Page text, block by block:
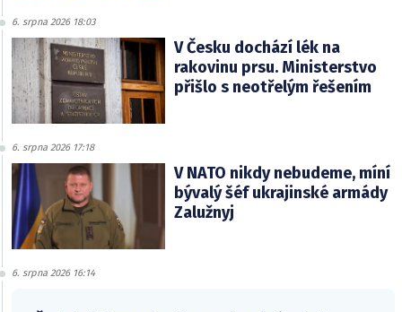
6. srpna 2026 18:03
V Česku dochází lék na
rakovinu prsu. Ministerstvo
přišlo s neotřelým řešením
6. srpna 2026 17:18
V NATO nikdy nebudeme, míní
bývalý šéf ukrajinské armády
Zalužnyj
6. srpna 2026 16:14